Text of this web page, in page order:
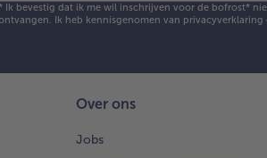
Ik bevestig dat ik me wil inschrijven voor de bofrost*
Ik heb kennisgenomen van privacyverklaring
Over ons
Jobs